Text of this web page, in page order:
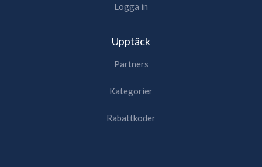
Logga in
Upptäck
Partners
Kategorier
Rabattkoder